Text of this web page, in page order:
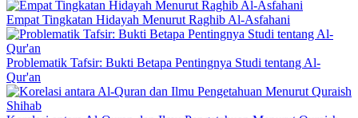
Empat Tingkatan Hidayah Menurut Raghib Al-Asfahani
Problematik Tafsir: Bukti Betapa Pentingnya Studi tentang Al-
Qur'an